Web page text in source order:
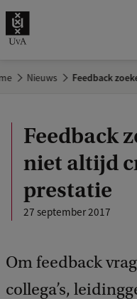
Nieuws Feedback
Feedback
niet altijd
prestatie
27 september 2017
Om feedback
collega’s,